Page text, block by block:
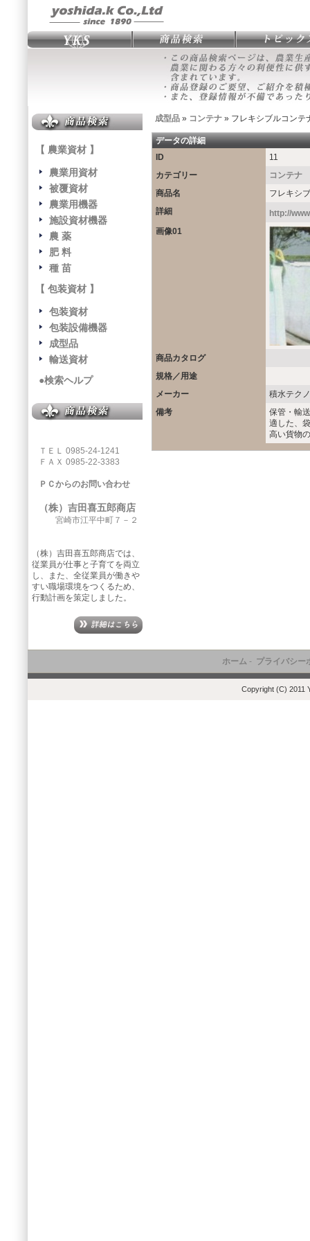
【 農業資材 】
農業用資材
被覆資材
農業用機器
施設資材機器
農 薬
肥 料
種 苗
【 包装資材 】
包装資材
包装設備機器
成型品
輸送資材
●検索ヘルプ
ＴＥＬ 0985-24-1241
ＦＡＸ 0985-22-3383
ＰＣからのお問い合わせ
（株）吉田喜五郎商店
宮崎市江平中町７－２
（株）吉田喜五郎商店では、
従業員が仕事と子育てを両立
し、また、全従業員が働きや
すい職場環境をつくるため、
行動計画を策定しました。
成型品 » コンテナ » フレキシブルコンテ
データの詳細
ID
11
カテゴリー
コンテナ
商品名
フレキシ
詳細
http://
画像01
商品カタログ
規格／用途
メーカー
積水テク
備考
保管・輸
適した、
高い貨物
ホーム- プライバシー
Copyright (C) 2011